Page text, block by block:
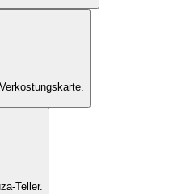
Teller.